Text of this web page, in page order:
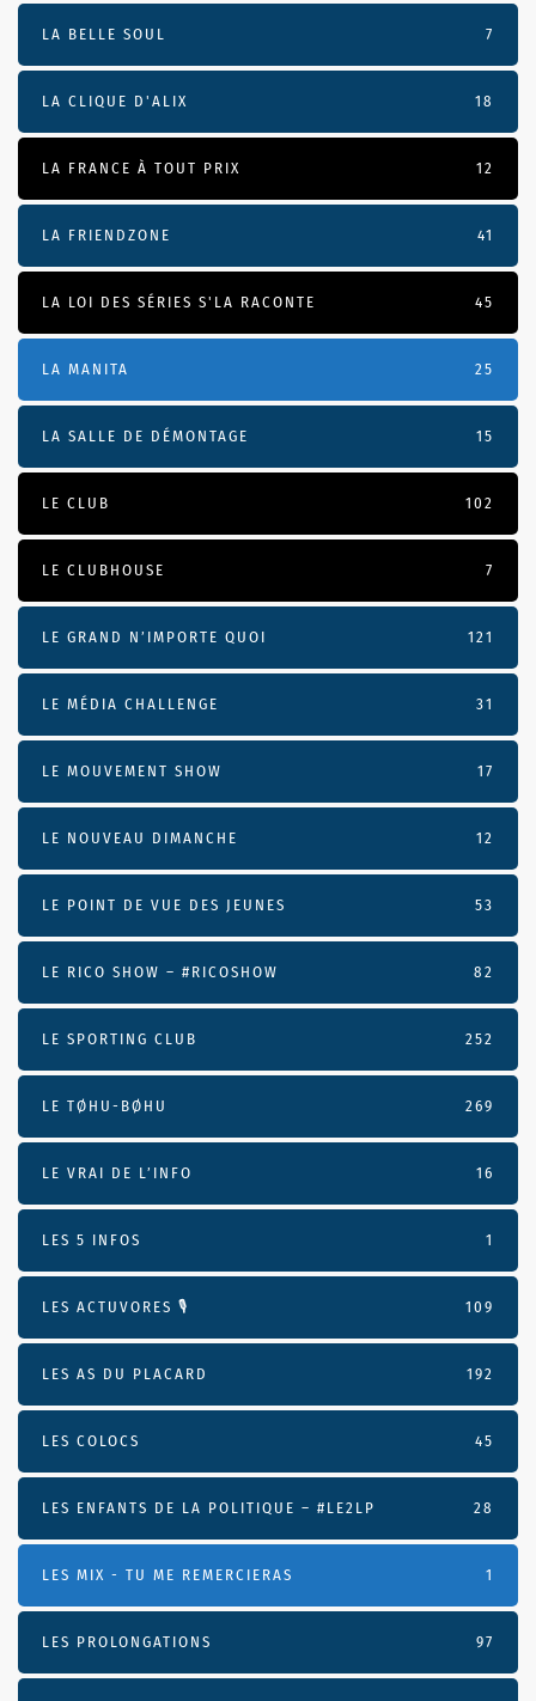
LA BELLE SOUL 7
LA CLIQUE D'ALIX 18
LA FRANCE À TOUT PRIX 12
LA FRIENDZONE 41
LA LOI DES SÉRIES S'LA RACONTE 45
LA MANITA 25
LA SALLE DE DÉMONTAGE 15
LE CLUB 102
LE CLUBHOUSE 7
LE GRAND N’IMPORTE QUOI 121
LE MÉDIA CHALLENGE 31
LE MOUVEMENT SHOW 17
LE NOUVEAU DIMANCHE 12
LE POINT DE VUE DES JEUNES 53
LE RICO SHOW – #RICOSHOW 82
LE SPORTING CLUB 252
LE TØHU-BØHU 269
LE VRAI DE L’INFO 16
LES 5 INFOS 1
LES ACTUVORES 🎙 109
LES AS DU PLACARD 192
LES COLOCS 45
LES ENFANTS DE LA POLITIQUE – #LE2LP 28
LES MIX - TU ME REMERCIERAS 1
LES PROLONGATIONS 97